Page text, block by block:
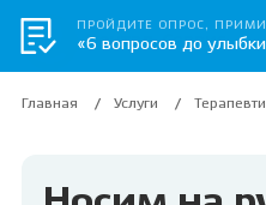
Главная Услуги
ПРОЙДИТЕ ОПРОС,
«6 вопросов до